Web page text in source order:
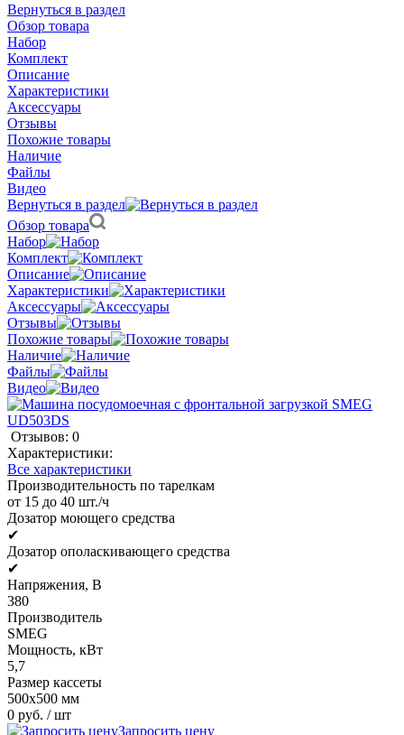
Вернуться в раздел
Обзор товара
Набор
Комплект
Описание
Характеристики
Аксессуары
Отзывы
Похожие товары
Наличие
Файлы
Видео
Вернуться в раздел
Обзор товара
Набор
Комплект
Описание
Характеристики
Аксессуары
Отзывы
Похожие товары
Наличие
Файлы
Видео
Отзывов: 0
Характеристики:
Все характеристики
Производительность по тарелкам
от 15 до 40 шт./ч
Дозатор моющего средства
✔
Дозатор ополаскивающего средства
✔
Напряжения, В
380
Производитель
SMEG
Мощность, кВт
5,7
Размер кассеты
500х500 мм
0 руб. / шт
Запросить цену